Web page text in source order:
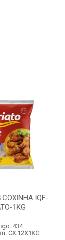
IQF-
1KG
434
CX.12X1KG